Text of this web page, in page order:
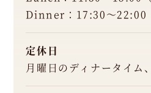
-
7
1
2
Dinner：17:30～22:00
定休日
月曜日のディナータイム